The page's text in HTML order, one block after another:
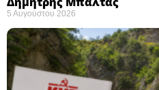
5 Αυγούστου 2026